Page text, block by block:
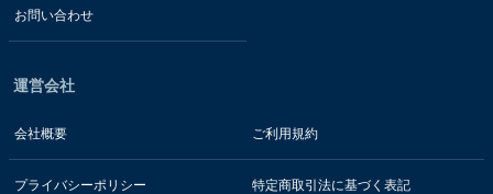
お問い合わせ
運営会社
会社概要 ご利用規約
プライバシーポリシー 特定商取引法に基づく表記